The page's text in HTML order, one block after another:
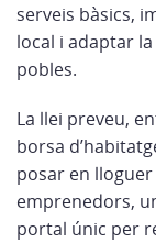
serveis bàsics,
local i adaptar
pobles.
La llei preveu,
borsa
posar en
emprenedors,
portal únic per